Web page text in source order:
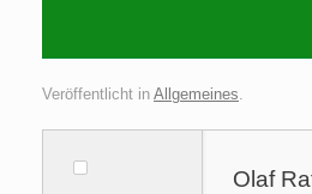
Veröffentlicht in Allgemeines
Olaf